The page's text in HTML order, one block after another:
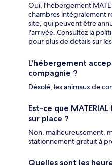
Oui, l'hébergement
chambres intégralement
site, qui peuvent être
l'arrivée. Consultez la
pour plus de détails sur
L'hébergement
compagnie ?
Désolé, les animaux de
Est-ce que
sur place ?
Non, malheureusement,
stationnement gratuit à
Quelles sont les